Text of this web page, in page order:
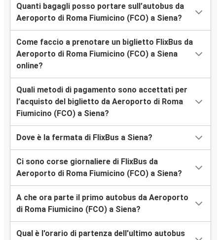
Quanti bagagli posso portare sull’autobus da
Aeroporto di Roma Fiumicino (FCO) a Siena?
Come faccio a prenotare un biglietto FlixBus da
Aeroporto di Roma Fiumicino (FCO) a Siena
online?
Quali metodi di pagamento sono accettati per
l’acquisto del biglietto da Aeroporto di Roma
Fiumicino (FCO) a Siena?
Dove è la fermata di FlixBus a Siena?
Ci sono corse giornaliere di FlixBus da
Aeroporto di Roma Fiumicino (FCO) a Siena?
A che ora parte il primo autobus da Aeroporto
di Roma Fiumicino (FCO) a Siena?
Qual è l'orario di partenza dell'ultimo autobus